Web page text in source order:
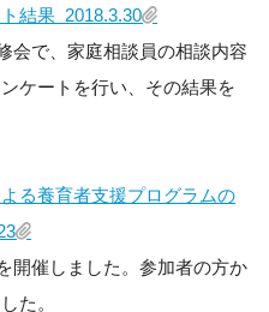
結果 2018.3.30
会で、家庭相談員の相談内容
ケートを行い、その結果を
る養育者支援プログラムの
開催しました。参加者の方か
た。